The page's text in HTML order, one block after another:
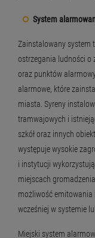
System
Zainstalowany system
ostrzegania ludności o
oraz punktów
alarmowe, które
miasta. Syreny
tramwajowych i
szkół oraz innych
występuje wysokie
i instytucji
miejscach
możliwość emitowania
wcześniej w systemie
Miejski system